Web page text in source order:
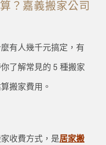
？嘉義搬家公司
有人幾千元搞定，有
了解常見的 5 種搬家
搬家費用。
收費方式，是居家搬